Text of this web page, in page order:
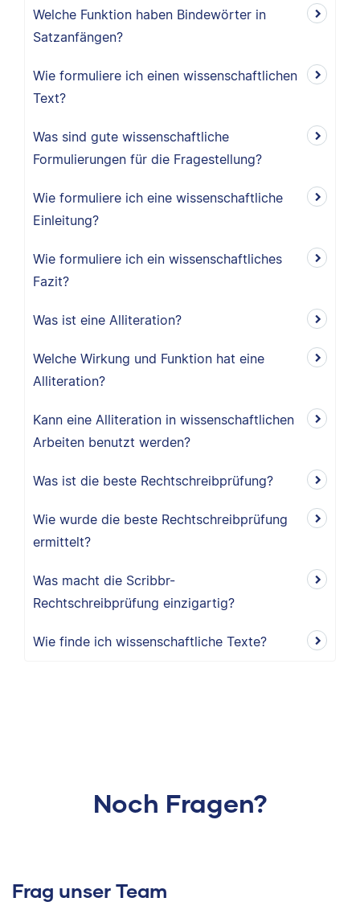
Welche Funktion haben Bindewörter in
Satzanfängen?
Wie formuliere ich einen wissenschaftlichen
Text?
Was sind gute wissenschaftliche
Formulierungen für die Fragestellung?
Wie formuliere ich eine wissenschaftliche
Einleitung?
Wie formuliere ich ein wissenschaftliches
Fazit?
Was ist eine Alliteration?
Welche Wirkung und Funktion hat eine
Alliteration?
Kann eine Alliteration in wissenschaftlichen
Arbeiten benutzt werden?
Was ist die beste Rechtschreibprüfung?
Wie wurde die beste Rechtschreibprüfung
ermittelt?
Was macht die Scribbr-
Rechtschreibprüfung einzigartig?
Wie finde ich wissenschaftliche Texte?
Noch Fragen?
Frag unser Team